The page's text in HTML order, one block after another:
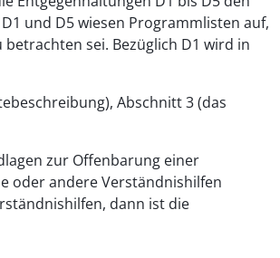
und D5 wiesen Programmlisten auf,
sei. Bezüglich D1 wird in
Abschnitt 3 (das
zur Offenbarung einer
oder andere Verständnishilfen
dann ist die